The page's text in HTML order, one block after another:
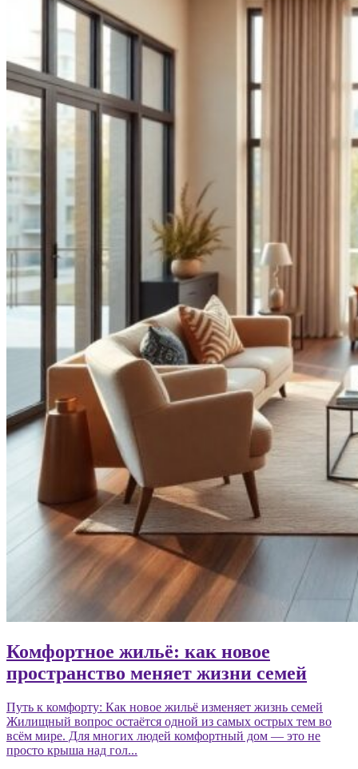
Комфортное жильё: как новое
пространство меняет жизни семей
Путь к комфорту: Как новое жильё изменяет жизнь семей
Жилищный вопрос остаётся одной из самых острых тем во
всём мире. Для многих людей комфортный дом — это не
просто крыша над гол...